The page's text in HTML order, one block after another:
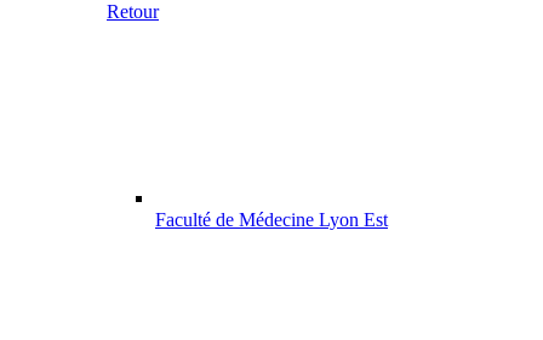
Retour
Faculté de Médecine Lyon Est